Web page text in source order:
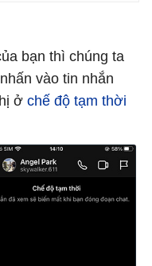
bạn thì chúng ta
vào tin nhắn
ở chế độ tạm thời